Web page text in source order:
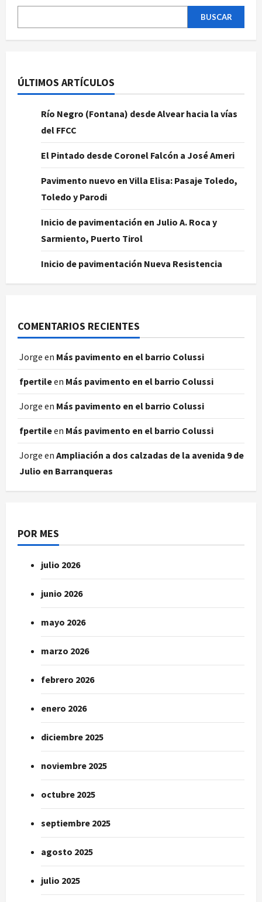
BUSCAR
ÚLTIMOS ARTÍCULOS
Río Negro (Fontana) desde Alvear hacia la vías
del FFCC
El Pintado desde Coronel Falcón a José Ameri
Pavimento nuevo en Villa Elisa: Pasaje Toledo,
Toledo y Parodi
Inicio de pavimentación en Julio A. Roca y
Sarmiento, Puerto Tirol
Inicio de pavimentación Nueva Resistencia
COMENTARIOS RECIENTES
Jorge en Más pavimento en el barrio Colussi
fpertileen Más pavimento en el barrio Colussi
Jorge en Más pavimento en el barrio Colussi
fpertileen Más pavimento en el barrio Colussi
Jorge en Ampliación a dos calzadas de la avenida 9 de
Julio en Barranqueras
POR MES
julio 2026
junio 2026
mayo 2026
marzo 2026
febrero 2026
enero 2026
diciembre 2025
noviembre 2025
octubre 2025
septiembre 2025
agosto 2025
julio 2025